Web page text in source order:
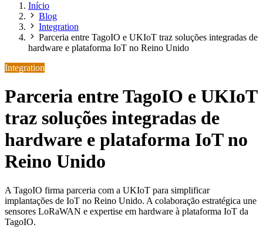
Início
Blog
Integration
Parceria entre TagoIO e UKIoT traz soluções integradas de
hardware e plataforma IoT no Reino Unido
Integration
Parceria entre TagoIO e UKIoT
traz soluções integradas de
hardware e plataforma IoT no
Reino Unido
A TagoIO firma parceria com a UKIoT para simplificar
implantações de IoT no Reino Unido. A colaboração estratégica une
sensores LoRaWAN e expertise em hardware à plataforma IoT da
TagoIO.